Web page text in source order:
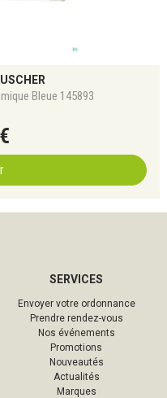
Bleue 145893
€
SERVICES
Envoyer votre ordonnance
Prendre rendez-vous
Nos événements
Promotions
Nouveautés
Actualités
Marques